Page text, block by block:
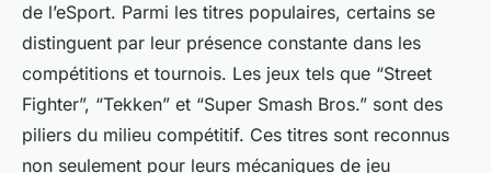
de l’eSport. Parmi les titres populaires, certains se
distinguent par leur présence constante dans les
compétitions et tournois. Les jeux tels que “Street
Fighter”, “Tekken” et “Super Smash Bros.” sont des
piliers du milieu compétitif. Ces titres sont reconnus
non seulement pour leurs mécaniques de jeu